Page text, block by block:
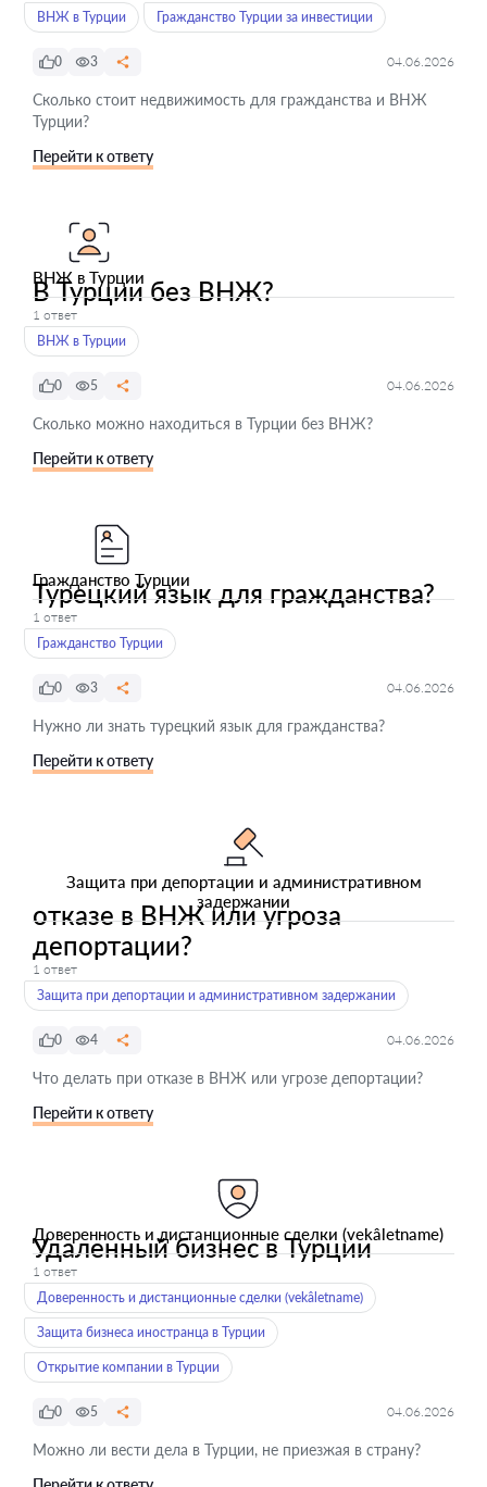
ВНЖ в Турции
Гражданство Турции за инвестиции
0 3 04.06.2026
Сколько стоит недвижимость для гражданства и ВНЖ
Турции?
Перейти к ответу
ВНЖ в Турции
В Турции без ВНЖ?
1 ответ
ВНЖ в Турции
0 5 04.06.2026
Сколько можно находиться в Турции без ВНЖ?
Перейти к ответу
Гражданство Турции
Турецкий язык для гражданства?
1 ответ
Гражданство Турции
0 3 04.06.2026
Нужно ли знать турецкий язык для гражданства?
Перейти к ответу
Защита при депортации и административном
задержании
отказе в ВНЖ или угроза
депортации?
1 ответ
Защита при депортации и административном задержании
0 4 04.06.2026
Что делать при отказе в ВНЖ или угрозе депортации?
Перейти к ответу
Доверенность и дистанционные сделки (vekâletname)
Удаленный бизнес в Турции
1 ответ
Доверенность и дистанционные сделки (vekâletname)
Защита бизнеса иностранца в Турции
Открытие компании в Турции
0 5 04.06.2026
Можно ли вести дела в Турции, не приезжая в страну?